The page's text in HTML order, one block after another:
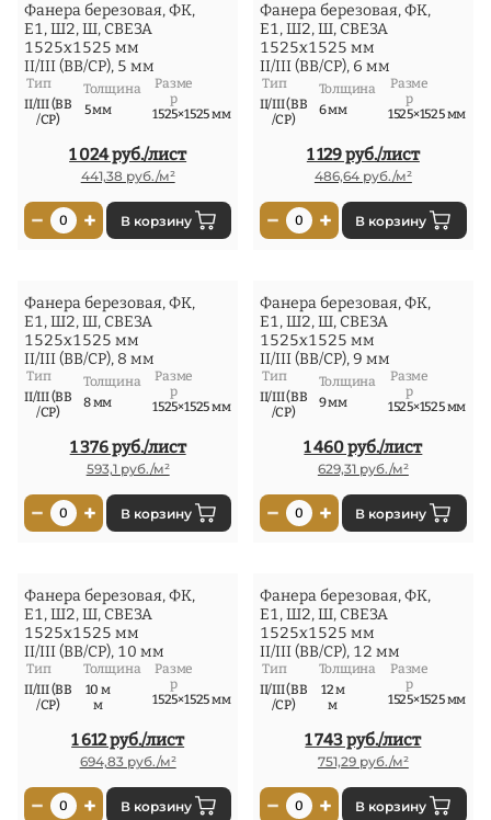
Фанера березовая, ФК,
Е1, Ш2, Ш, СВЕЗА
1525x1525 мм
II/III (ВВ/СР), 5 мм
Тип
II/III (ВВ
/СР)
Толщина
5 мм
Разме
р
1525×1525 мм
1 024 руб./лист
441,38 руб./м²
− 0 + В корзину
Фанера березовая, ФК,
Е1, Ш2, Ш, СВЕЗА
1525x1525 мм
II/III (ВВ/СР), 6 мм
Тип
II/III (ВВ
/СР)
Толщина
6 мм
Разме
р
1525×1525 мм
1 129 руб./лист
486,64 руб./м²
− 0 + В корзину
Фанера березовая, ФК,
Е1, Ш2, Ш, СВЕЗА
1525x1525 мм
II/III (ВВ/СР), 8 мм
Тип
II/III (ВВ
/СР)
Толщина
8 мм
Разме
р
1525×1525 мм
1 376 руб./лист
593,1 руб./м²
− 0 + В корзину
Фанера березовая, ФК,
Е1, Ш2, Ш, СВЕЗА
1525x1525 мм
II/III (ВВ/СР), 9 мм
Тип
II/III (ВВ
/СР)
Толщина
9 мм
Разме
р
1525×1525 мм
1 460 руб./лист
629,31 руб./м²
− 0 + В корзину
Фанера березовая, ФК,
Е1, Ш2, Ш, СВЕЗА
1525x1525 мм
II/III (ВВ/СР), 10 мм
Тип
II/III (ВВ
/СР)
Толщина
10 м
м
Разме
р
1525×1525 мм
1 612 руб./лист
694,83 руб./м²
− 0 + В корзину
Фанера березовая, ФК,
Е1, Ш2, Ш, СВЕЗА
1525x1525 мм
II/III (ВВ/СР), 12 мм
Тип
II/III (ВВ
/СР)
Толщина
12 м
м
Разме
р
1525×1525 мм
1 743 руб./лист
751,29 руб./м²
− 0 + В корзину